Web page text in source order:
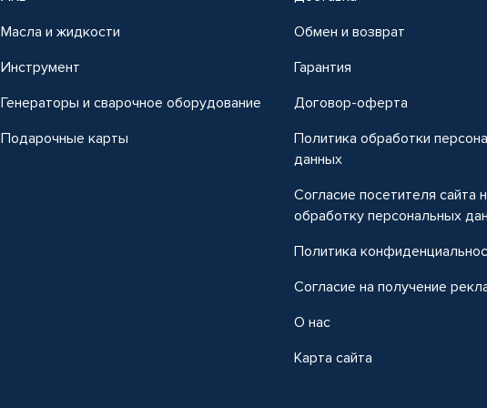
Масла и жидкости
Инструмент
Генераторы и сварочное оборудование
Подарочные карты
Обмен и возврат
Гарантия
Договор-оферта
Политика обработки
данных
Согласие посетителя сайта
обработку персональных
Политика
Согласие на получение
О нас
Карта сайта